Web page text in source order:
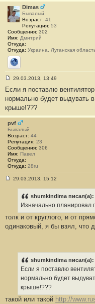
н
и
е
#
3
Dimas
Бывалый
Возраст: 41
Репутация: 53
Сообщения: 302
Имя: Дмитрий
Откуда:
Откуда: Украина, Луганская
Сайт
о
б
щ
н
и
е
#
7
4
29.03.2013, 13:49
Если я поставлю
нормально будет выдувать
крыше!???
pvf
Бывалый
Возраст: 44
Репутация: 23
Сообщения: 306
Имя: Павел
Откуда:
Откуда: 28ru
н
и
е
29.03.2013, 15:12
shumkindima писал(а):
Изначально планировал
толк и от круглого, и от
одинаковый, я бы взял, что
shumkindima писал(а):
Если я поставлю
нормально будет
крыше!???
такой или такой http://